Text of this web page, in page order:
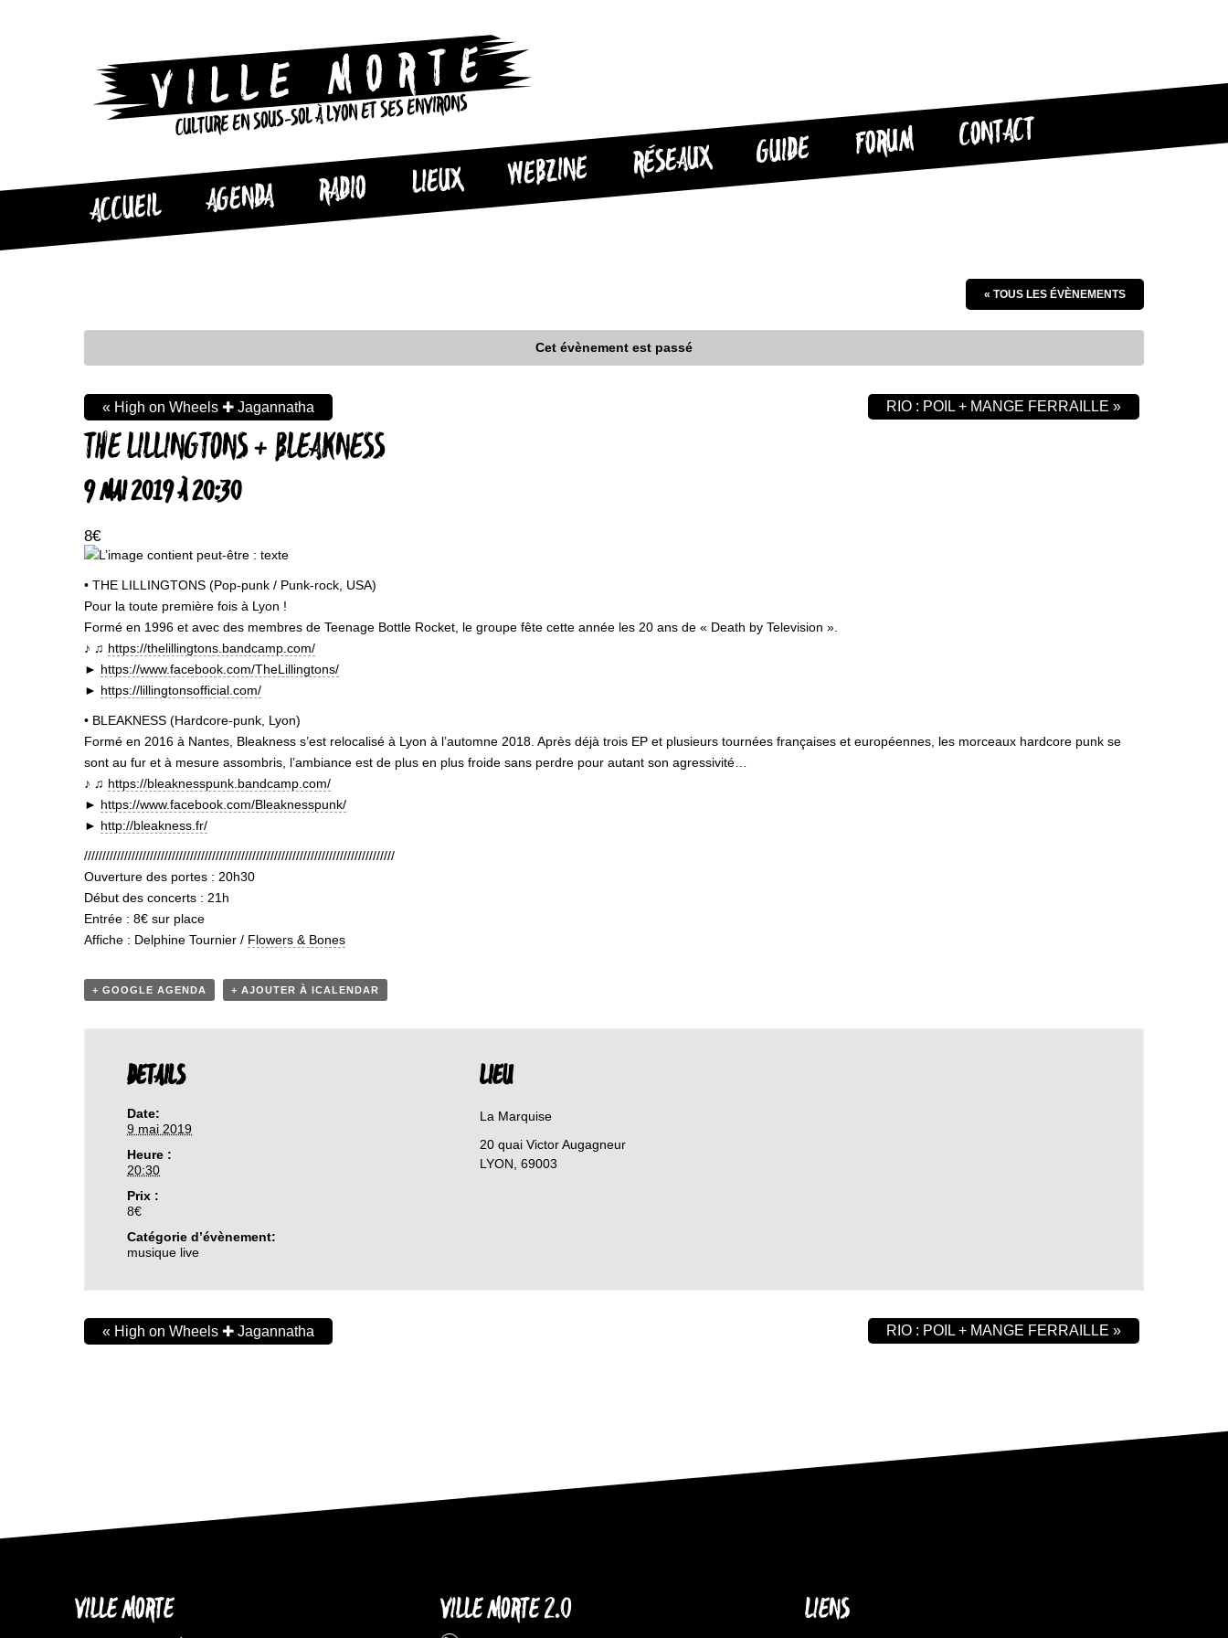
CULTURE EN SOUS-SOL À LYON ET SES ENVIRONS
ACCUEIL AGENDA RADIO LIEUX WEBZINE RÉSEAUX GUIDE FORUM CONTACT
« TOUS LES ÉVÈNEMENTS
Cet évènement est passé
THE LILLINGTONS + BLEAKNESS
9 MAI 2019 À 20:30
8€
« High on Wheels ✚ Jagannatha RIO : POIL + MANGE FERRAILLE »
• THE LILLINGTONS (Pop-punk / Punk-rock, USA)
Pour la toute première fois à Lyon !
Formé en 1996 et avec des membres de Teenage Bottle Rocket, le groupe fête cette année les 20 ans de « Death by Television ».
♪ ♫ https://thelillingtons.bandcamp.com/
► https://www.facebook.com/TheLillingtons/
► https://lillingtonsofficial.com/
• BLEAKNESS (Hardcore-punk, Lyon)
Formé en 2016 à Nantes, Bleakness s’est relocalisé à Lyon à l’automne 2018. Après déjà trois EP et plusieurs tournées françaises et européennes, les morceaux hardcore punk se
sont au fur et à mesure assombris, l’ambiance est de plus en plus froide sans perdre pour autant son agressivité…
♪ ♫ https://bleaknesspunk.bandcamp.com/
► https://www.facebook.com/Bleaknesspunk/
► http://bleakness.fr/
/////////////////////////////////////////////////////////////////////////////////////
Ouverture des portes : 20h30
Début des concerts : 21h
Entrée : 8€ sur place
Affiche : Delphine Tournier / Flowers & Bones
+ GOOGLE AGENDA + AJOUTER À ICALENDAR
DETAILS
Date:
9 mai 2019
Heure :
20:30
Prix :
8€
Catégorie d’évènement:
musique live
LIEU
La Marquise
20 quai Victor Augagneur
LYON 69003
« High on Wheels ✚ Jagannatha RIO : POIL + MANGE FERRAILLE »
VILLE MORTE VILLE MORTE 2.0 LIENS